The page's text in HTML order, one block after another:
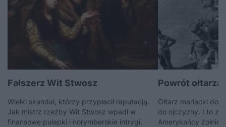
Fałszerz Wit Stwosz
Wielki skandal, którzy przypłacił reputacją.
Jak mistrz rzeźby Wit Stwosz wpadł w
finansowe pułapki i norymberskie intrygi,
Powrót
Ołtarz mariacki
do ojczyzny. I to z
Amerykańcy